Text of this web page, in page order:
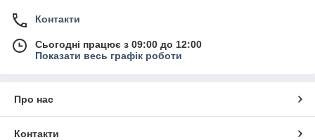
Контакти
Сьогодні працює з 09:00 до 12:00
Показати весь графік роботи
Про нас
Контакти